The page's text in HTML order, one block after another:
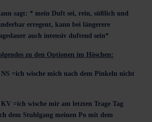
sagt: * mein Duft sei, rein, süßlich und
erregent, kann bei längerere
auch intensiv duftend sein*
zu den Optionen im Höschen:
NS =ich wische mich nach dem Pinkeln nicht
KV =ich wische mir am letzten Trage Tag
dem Stuhlgang meinen Po mit dem